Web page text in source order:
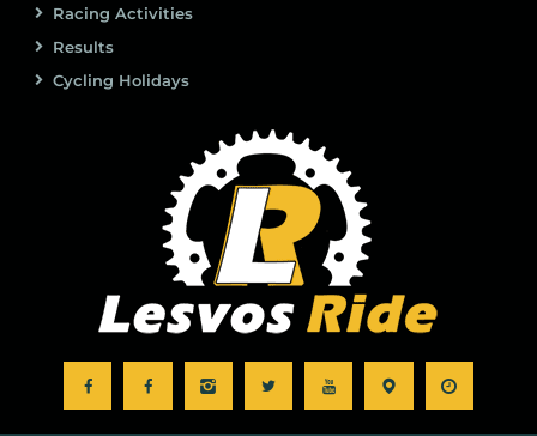
Racing Activities
Results
Cycling Holidays